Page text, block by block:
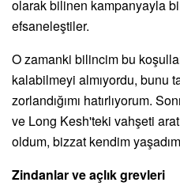
olarak bilinen kampanyayla
efsaneleştiler.
O zamanki bilincim bu
kalabilmeyi almıyordu, bunu
zorlandığımı hatırlıyorum.
ve Long Kesh'teki vahşeti
oldum, bizzat kendim
Zindanlar ve açlık grevleri